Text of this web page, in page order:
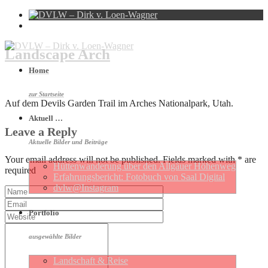
Home
zur Startseite
Aktuell …
Aktuelle Bilder und Beiträge
Hütten­wan­de­rung über den Allgäuer Höhen­weg
Erfahrungs­be­richt: Foto­buch von Saal Digital
dvlw@Instagram
Portfolio
ausgewählte Bilder
Landschaft & Reise
Landscape Arch
Auf dem Devils Garden Trail im Arches Nationalpark, Utah.
Leave a Reply
Your email address will not be published. Fields marked with * are
required